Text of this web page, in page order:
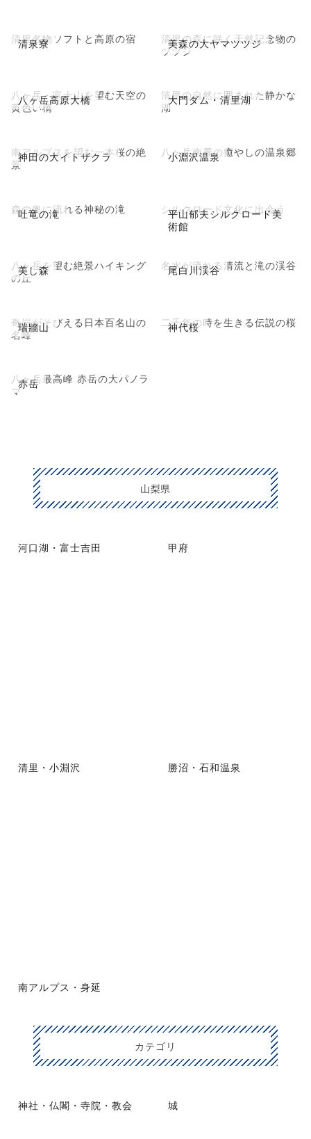
清泉寮
清里名物ソフトと高原の宿 美森の大ヤマツツジ
清里の森に咲く天然記念物の
ツツジ
八ヶ岳高原大橋
八ヶ岳・富士山を望む天空の
黄色い橋
大門ダム・清里湖
清里の自然に囲まれた静かな
湖
神田の大イトザクラ
南アルプスを望む一本桜の絶
景
小淵沢温泉
八ヶ岳南麓の癒やしの温泉郷
吐竜の滝
森の奥に流れる神秘の滝
平山郁夫シルクロード美
術館
シルクロード文化に出会う
美し森
八ヶ岳を望む絶景ハイキング
の丘
尾白川渓谷
名水が流れる清流と滝の渓谷
瑞牆山
奇岩がそびえる日本百名山の
名峰
神代桜
二千年の時を生きる伝説の桜
赤岳
八ヶ岳最高峰 赤岳の大パノラ
マ
山梨県
河口湖・富士吉田 甲府
清里・小淵沢 勝沼・石和温泉
南アルプス・身延
カテゴリ
神社・仏閣・寺院・教会 城